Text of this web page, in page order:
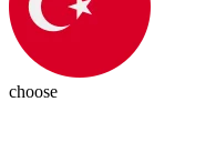
choose